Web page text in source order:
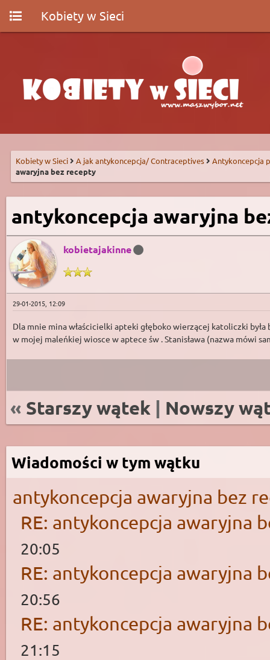
Kobiety w Sieci
Kobiety w Sieci A jak antykoncepcja/ Contraceptives
Antykoncepcja
awaryjna bez recepty
antykoncepcja awaryjna
kobietajakinne
29-01-2015, 12:09
Dla mnie mina właścicielki apteki głęboko wierzącej katoliczki była
w mojej maleńkiej wiosce w aptece św . Stanisława (nazwa mówi
« Starszy wątek | Nowszy
Wiadomości w tym wątku
antykoncepcja awaryjna bez
RE: antykoncepcja awaryjna
20:05
RE: antykoncepcja awaryjna
20:56
RE: antykoncepcja awaryjna
21:15